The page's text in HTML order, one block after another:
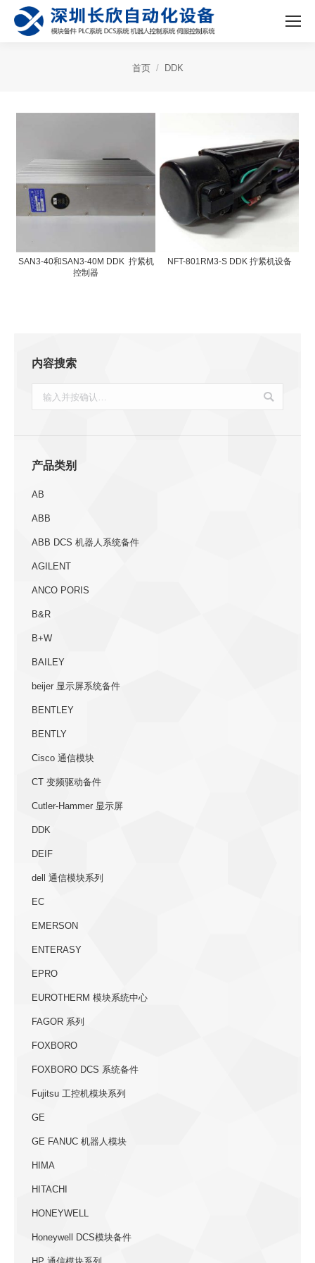
首页 DDK
SAN3-40和SAN3-40M DDK 拧紧机
控制器
NFT-801RM3-S DDK 拧紧机设备
内容搜索
索：
产品类别
AB
ABB
ABB DCS 机器人系统备件
AGILENT
ANCO PORIS
B&R
B+W
BAILEY
beijer 显示屏系统备件
BENTLEY
BENTLY
Cisco 通信模块
CT 变频驱动备件
Cutler-Hammer 显示屏
DDK
DEIF
dell 通信模块系列
EC
EMERSON
ENTERASY
EPRO
EUROTHERM 模块系统中心
FAGOR 系列
FOXBORO
FOXBORO DCS 系统备件
Fujitsu 工控机模块系列
GE
GE FANUC 机器人模块
HIMA
HITACHI
HONEYWELL
Honeywell DCS模块备件